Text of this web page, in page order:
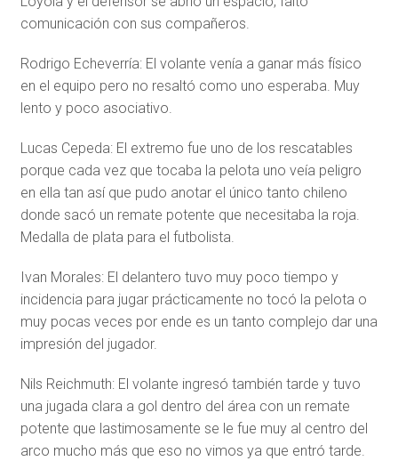
comunicación con sus compañeros.
Rodrigo Echeverría: El volante venía a ganar más físico
en el equipo pero no resaltó como uno esperaba. Muy
lento y poco asociativo.
Lucas Cepeda: El extremo fue uno de los rescatables
porque cada vez que tocaba la pelota uno veía peligro
en ella tan así que pudo anotar el único tanto chileno
donde sacó un remate potente que necesitaba la roja.
Medalla de plata para el futbolista.
Ivan Morales: El delantero tuvo muy poco tiempo y
incidencia para jugar prácticamente no tocó la pelota o
muy pocas veces por ende es un tanto complejo dar una
impresión del jugador.
Nils Reichmuth: El volante ingresó también tarde y tuvo
una jugada clara a gol dentro del área con un remate
potente que lastimosamente se le fue muy al centro del
arco mucho más que eso no vimos ya que entró tarde.